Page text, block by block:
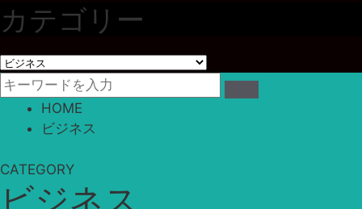
カテゴリー
カ
テ
ゴ
HOME
ビジネス
CATEGORY
ビジネス